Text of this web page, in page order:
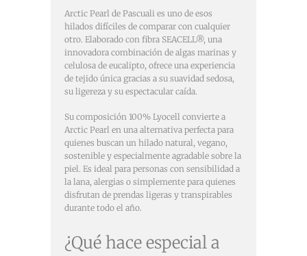
Arctic Pearl de Pascuali es uno de esos
hilados difíciles de comparar con cualquier
otro. Elaborado con fibra SEACELL®, una
innovadora combinación de algas marinas y
celulosa de eucalipto, ofrece una experiencia
de tejido única gracias a su suavidad sedosa,
su ligereza y su espectacular caída.
Su composición 100% Lyocell convierte a
Arctic Pearl en una alternativa perfecta para
quienes buscan un hilado natural, vegano,
sostenible y especialmente agradable sobre la
piel. Es ideal para personas con sensibilidad a
la lana, alergias o simplemente para quienes
disfrutan de prendas ligeras y transpirables
durante todo el año.
¿Qué hace especial a